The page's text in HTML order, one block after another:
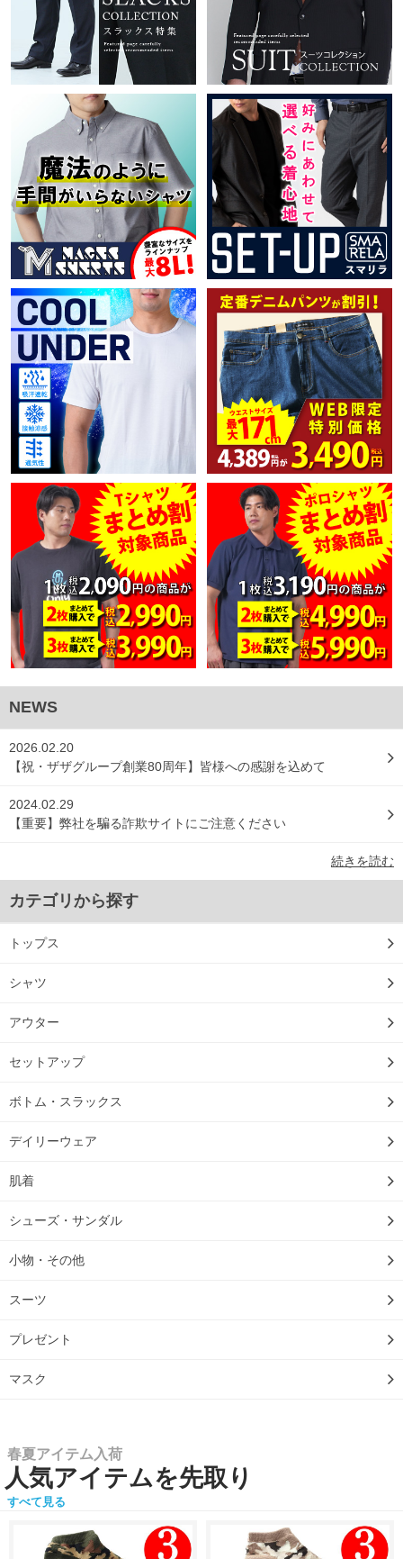
NEWS
2026.02.20
【祝・ザザグループ創業80周年】皆様への感謝を込めて
2024.02.29
【重要】弊社を騙る詐欺サイトにご注意ください
続きを読む
カテゴリから探す
トップス
シャツ
アウター
セットアップ
ボトム・スラックス
デイリーウェア
肌着
シューズ・サンダル
小物・その他
スーツ
プレゼント
マスク
春夏アイテム入荷
人気アイテムを先取り
すべて見る